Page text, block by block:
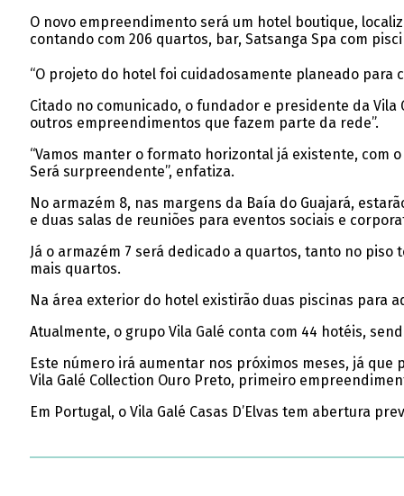
O novo empreendimento será um hotel boutique,
contando com 206 quartos, bar, Satsanga Spa com
“O projeto do hotel foi cuidadosamente planeado para
Citado no comunicado, o fundador e presidente da
outros empreendimentos que fazem parte da rede”.
“Vamos manter o formato horizontal já existente, com
Será surpreendente”, enfatiza.
No armazém 8, nas margens da Baía do Guajará,
e duas salas de reuniões para eventos sociais e
Já o armazém 7 será dedicado a quartos, tanto no
mais quartos.
Na área exterior do hotel existirão duas piscinas para
Atualmente, o grupo Vila Galé conta com 44 hotéis,
Este número irá aumentar nos próximos meses, já que
Vila Galé Collection Ouro Preto, primeiro
Em Portugal, o Vila Galé Casas D’Elvas tem abertura